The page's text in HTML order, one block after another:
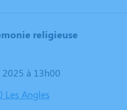
religieuse
2025 à 13h00
Les Angles